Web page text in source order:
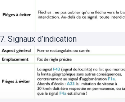
7. Signaux d’indication